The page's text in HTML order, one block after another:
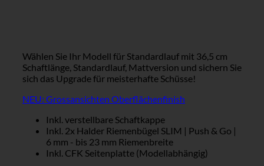
Wählen Sie Ihr Modell für Standardlauf mit 36,5 cm
Schaftlänge, Standardlauf, Mattversion und sichern Sie
sich das Upgrade für meisterhafte Schüsse!
NEU: Grossansichten Oberflächenfinish
Inkl. verstellbare Schaftkappe
Inkl. 2x Halder Riemenbügel SLIM | Push & Go |
6 mm - bis 23 mm Riemenbreite
Inkl. CFK Seitenplatte (Modellabhängig)